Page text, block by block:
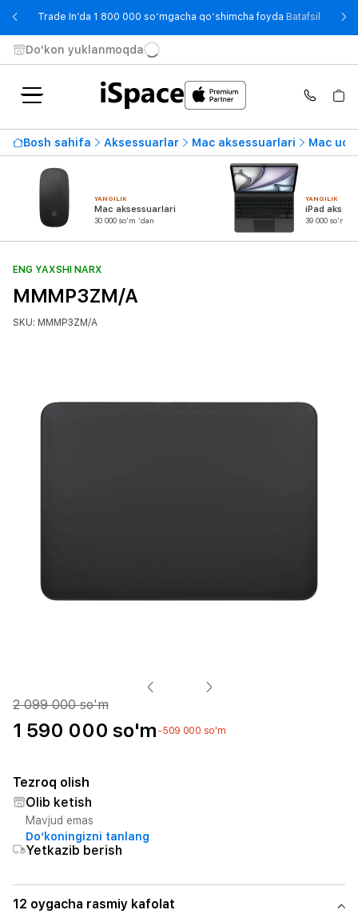
Trade In’da 1 800 000 so‘mgacha qo‘shimcha foyda Batafsil -
Do'kon yuklanmoqda
Bosh sahifa Aksessuarlar Mac aksessuarlari Mac
YANGILIK
Mac aksessuarlari
30 000 so'm 'dan
YANGILIK
iPad
39 000 so'm
ENG YAXSHI NARX
MMMP3ZM/A
SKU: MMMP3ZM/A
2 099 000 so'm
1 590 000 so'm -509 000 so'm
Tezroq olish
Olib ketish
Mavjud emas
Do‘koningizni tanlang
Yetkazib berish
12 oygacha rasmiy kafolat